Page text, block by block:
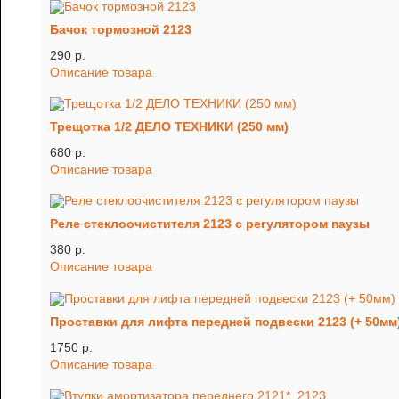
Бачок тормозной 2123
290 p.
Описание товара
Трещотка 1/2 ДЕЛО ТЕХНИКИ (250 мм)
680 p.
Описание товара
Реле стеклоочистителя 2123 с регулятором паузы
380 p.
Описание товара
Проставки для лифта передней подвески 2123 (+
1750 p.
Описание товара